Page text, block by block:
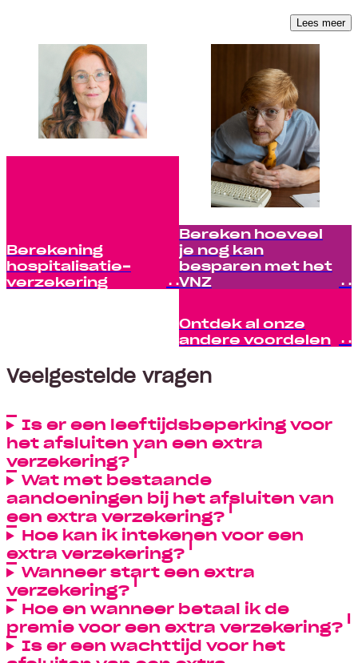
Lees meer
Berekening
hospitalisatie­­
verzekering
Bereken hoeveel
je nog kan
besparen met het
VNZ
Ontdek al onze
andere voordelen
Veelgestelde vragen
Is er een leeftijdsbeperking voor
het afsluiten van een extra
verzekering?
Wat met bestaande
aandoeningen bij het afsluiten van
een extra verzekering?
Hoe kan ik intekenen voor een
extra verzekering?
Wanneer start een extra
verzekering?
Hoe en wanneer betaal ik de
premie voor een extra verzekering?
Is er een wachttijd voor het